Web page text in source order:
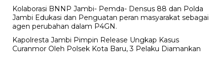
Kolaborasi BNNP Jambi- Pemda- Densus 88 dan Polda
Jambi Edukasi dan Penguatan peran masyarakat sebagai
agen perubahan dalam P4GN.
Kapolresta Jambi Pimpin Release Ungkap Kasus
Curanmor Oleh Polsek Kota Baru, 3 Pelaku Diamankan